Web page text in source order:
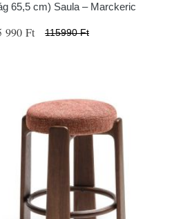
65,5 cm) Saula – Marckeric
990 Ft 115990 Ft